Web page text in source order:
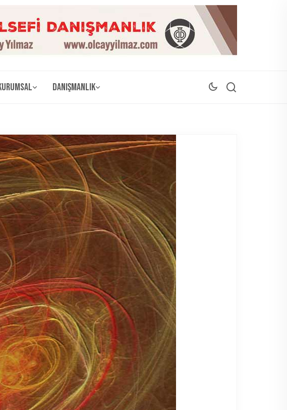
Danışmanlık